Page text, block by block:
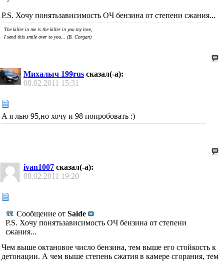
P.S. Хочу понятьзависимость ОЧ бензина от степени сжания...
The killer in me is the killer in you my love,
I send this smile over to you... (B. Corgan)
Михалыч 199rus сказал(-а):
08.02.2011 15:31
А я лью 95,но хочу и 98 попробовать :)
ivan1007 сказал(-а):
08.02.2011 19:20
Сообщение от Saide
P.S. Хочу понятьзависимость ОЧ бензина от степени
сжания...
Чем выше октановое число бензина, тем выше его стойкость к
детонации. А чем выше степень сжатия в камере сгорания, тем